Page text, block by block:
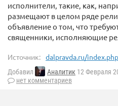
исполнители, такие, как,
размещают в целом ряде
объявление о том, что
священники, исполняющие
Источник: dalpravda.ru/
Добавил Аналитик 12 Февраля
нет комментариев